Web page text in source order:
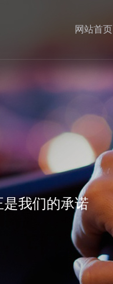
网站首页
我们的承诺